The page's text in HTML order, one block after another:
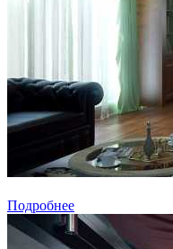
Подробнее